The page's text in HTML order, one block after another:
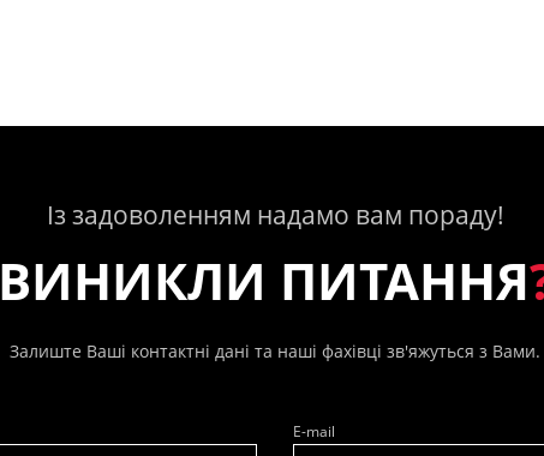
Із задоволенням надамо вам пораду!
ВИНИКЛИ ПИТАННЯ
Залиште Ваші контактні дані та наші фахівці зв'яжуться з Вами.
E-mail